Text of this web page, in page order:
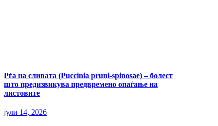
Рѓа на сливата (Puccinia pruni-spinosae) – болест
што предизвикува предвремено опаѓање на
листовите
јули 14, 2026